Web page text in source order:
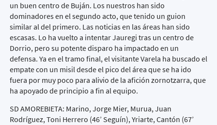
un buen centro de Buján. Los nuestros han sido
dominadores en el segundo acto, que tenido un guion
similar al del primero. Las noticias en las áreas han sido
escasas. Lo ha vuelto a intentar Jauregi tras un centro de
Dorrio, pero su potente disparo ha impactado en un
defensa. Ya en el tramo final, el visitante Varela ha buscado el
empate con un misil desde el pico del área que se ha ido
fuera por muy poco para alivio de la afición zornotzarra, que
ha apoyado de principio a fin al equipo.
SD AMOREBIETA: Marino, Jorge Mier, Murua, Juan
Rodríguez, Toni Herrero (46’ Seguín), Yriarte, Cantón (67’